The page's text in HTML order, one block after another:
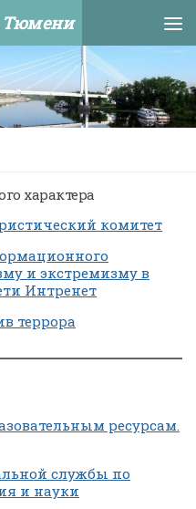
Тюмени
характера
комитет
и экстремизму в
Интренет
террора
ресурсам.
службы по
и науки